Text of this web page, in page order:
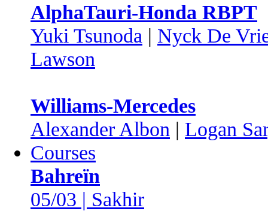
AlphaTauri-Honda RBPT
Yuki Tsunoda | Nyck De
Lawson
Williams-Mercedes
Alexander Albon | Logan
Courses
Bahreïn
05/03 | Sakhir